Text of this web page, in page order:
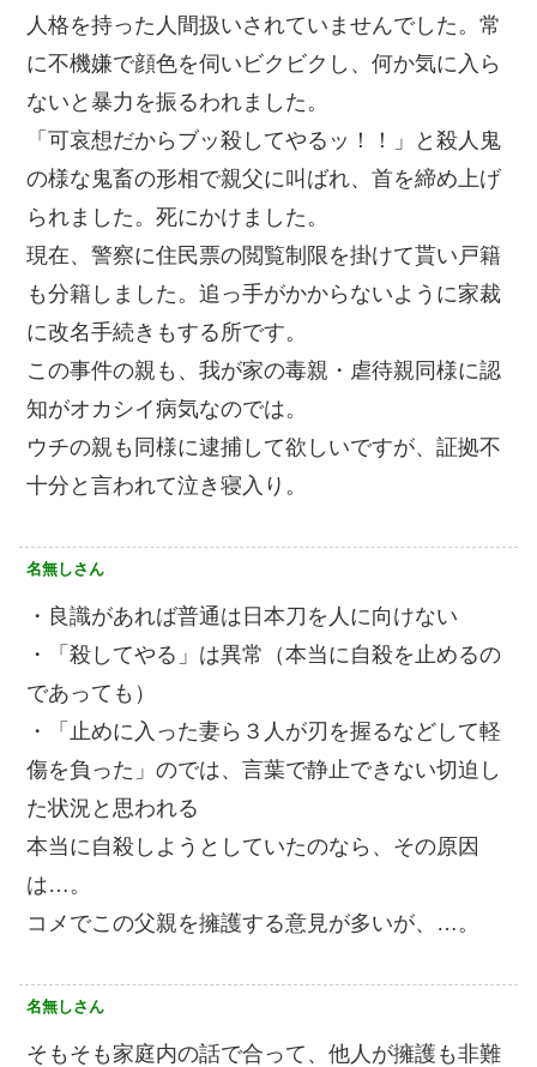
人格を持った人間扱いされていませんでした。常
に不機嫌で顔色を伺いビクビクし、何か気に入ら
ないと暴力を振るわれました。
「可哀想だからブッ殺してやるッ！！」と殺人鬼
の様な鬼畜の形相で親父に叫ばれ、首を締め上げ
られました。死にかけました。
現在、警察に住民票の閲覧制限を掛けて貰い戸籍
も分籍しました。追っ手がかからないように家裁
に改名手続きもする所です。
この事件の親も、我が家の毒親・虐待親同様に認
知がオカシイ病気なのでは。
ウチの親も同様に逮捕して欲しいですが、証拠不
十分と言われて泣き寝入り。
名無しさん
・良識があれば普通は日本刀を人に向けない
・「殺してやる」は異常（本当に自殺を止めるの
であっても）
・「止めに入った妻ら３人が刃を握るなどして軽
傷を負った」のでは、言葉で静止できない切迫し
た状況と思われる
本当に自殺しようとしていたのなら、その原因
は…。
コメでこの父親を擁護する意見が多いが、…。
名無しさん
そもそも家庭内の話で合って、他人が擁護も非難